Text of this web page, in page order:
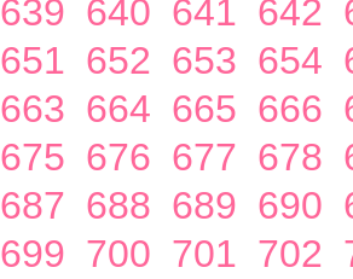
639 640 641 642
651 652 653 654
663 664 665 666
675 676 677 678
687 688 689 690
699 700 701 702